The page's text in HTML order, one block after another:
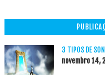
3 TIPOS DE
novembro 14,